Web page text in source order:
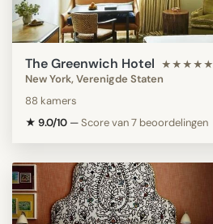
The Greenwich Hotel ★★★★★
New York, Verenigde Staten
88 kamers
★ 9.0/10 —Score van 7 beoordelingen